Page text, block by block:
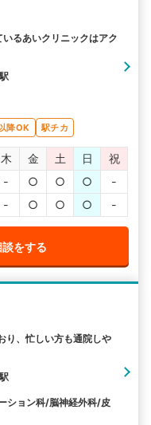
るあいクリニックはアク
降OK 駅チカ
木 金 土 日
祝
- ○ ○ ○
-
- ○ ○ ○ -
をする
り、忙しい方も通院しや
ション科/脳神経外科/皮